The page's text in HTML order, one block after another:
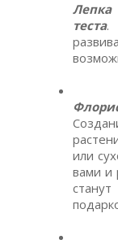
Лепка
теста.
или
вами и